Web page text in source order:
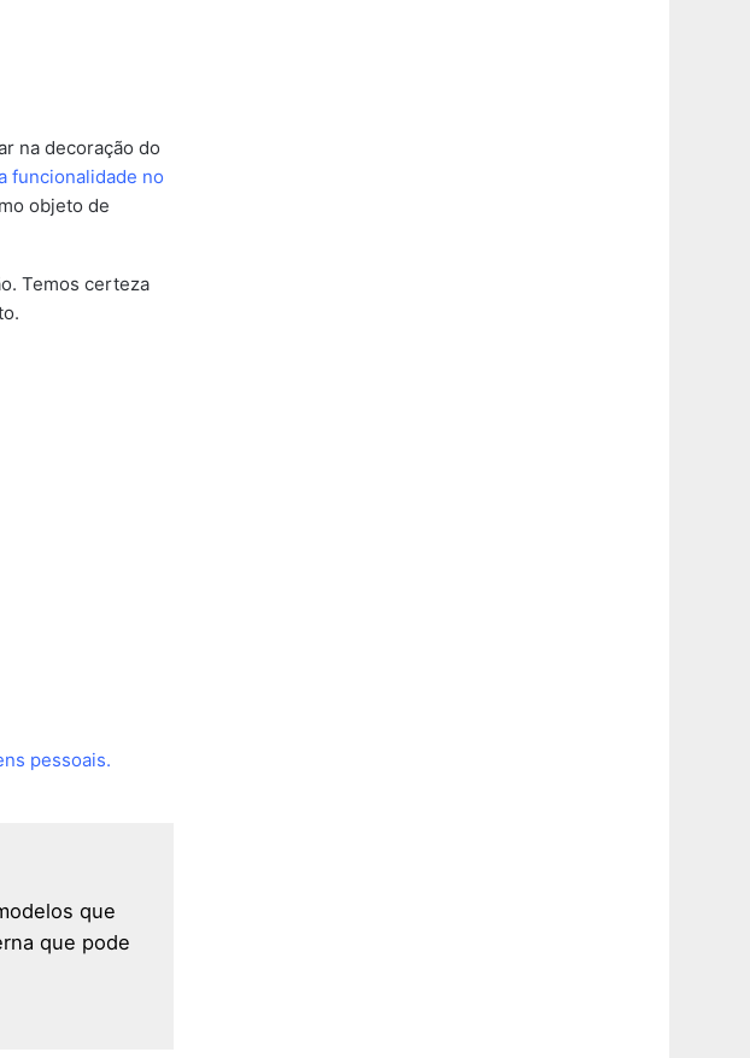
na decoração do
funcionalidade no
objeto de
Temos certeza
pessoais.
que
que pode